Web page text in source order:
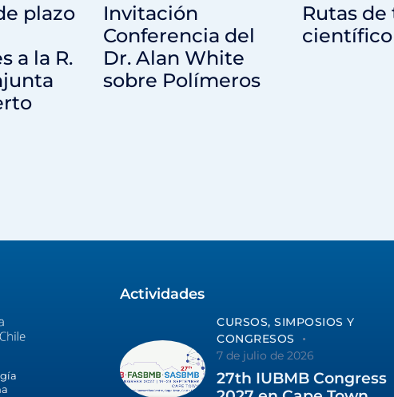
plazo
a la R.
Invitación
Conferencia del
Dr. Alan White
sobre Polímeros
Rutas
científico
Actividades
CURSOS, SIMPOSIOS Y
CONGRESOS
7 de julio de 2026
27th IUBMB Congress